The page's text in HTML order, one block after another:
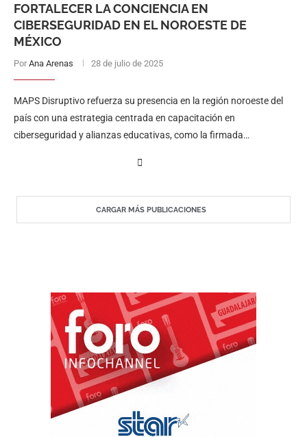
FORTALECER LA CONCIENCIA EN
CIBERSEGURIDAD EN EL NOROESTE DE
MÉXICO
Por Ana Arenas 28 de julio de 2025
MAPS Disruptivo refuerza su presencia en la región noroeste del
país con una estrategia centrada en capacitación en
ciberseguridad y alianzas educativas, como la firmada
CARGAR MÁS PUBLICACIONES